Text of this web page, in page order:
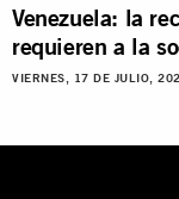
Venezuela: la
requieren a la
VIERNES, 17 DE JULIO,